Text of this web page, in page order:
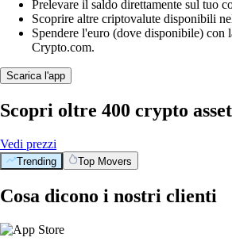
Prelevare il saldo direttamente sul tuo
Scoprire altre criptovalute disponibili
Spendere l'euro (dove disponibile) con
Crypto.com.
Scarica l'app
Scopri oltre 400 crypto asset
Vedi prezzi
Trending Top Movers
Cosa dicono i nostri clienti